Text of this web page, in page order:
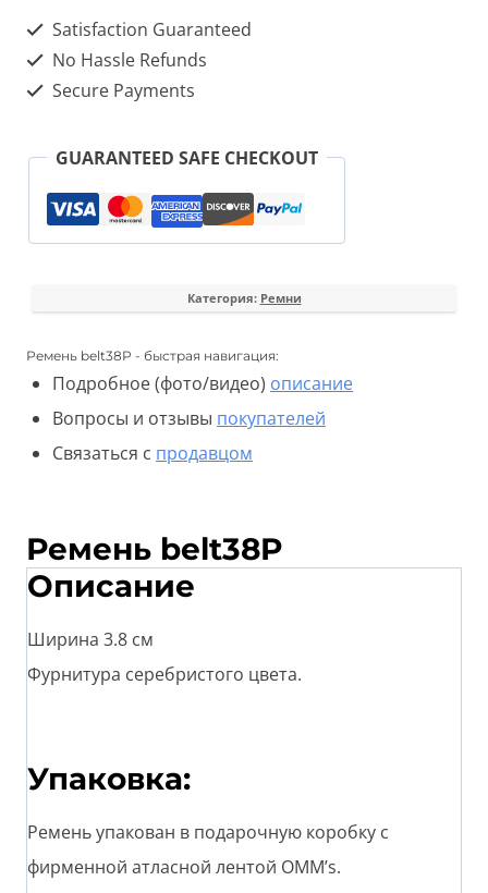
Satisfaction Guaranteed
No Hassle Refunds
Secure Payments
GUARANTEED SAFE CHECKOUT
Категория: Ремни
Ремень belt38P - быстрая навигация:
Подробное (фото/видео) описание
Вопросы и отзывы покупателей
Связаться с продавцом
Ремень belt38P
Описание
Ширина 3.8 см
Фурнитура серебристого цвета.
Упаковка:
Ремень упакован в подарочную коробку с
фирменной атласной лентой OMM’s.